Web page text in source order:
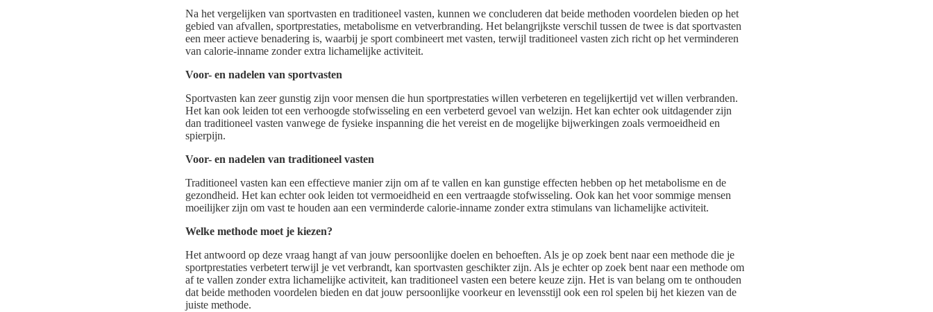
Na het vergelijken van sportvasten en traditioneel vasten, kunnen we concluderen dat beide methoden voordelen bieden op het
gebied van afvallen, sportprestaties, metabolisme en vetverbranding. Het belangrijkste verschil tussen de twee is dat sportvasten
een meer actieve benadering is, waarbij je sport combineert met vasten, terwijl traditioneel vasten zich richt op het verminderen
van calorie-inname zonder extra lichamelijke activiteit.
Voor- en nadelen van sportvasten
Sportvasten kan zeer gunstig zijn voor mensen die hun sportprestaties willen verbeteren en tegelijkertijd vet willen verbranden.
Het kan ook leiden tot een verhoogde stofwisseling en een verbeterd gevoel van welzijn. Het kan echter ook uitdagender zijn
dan traditioneel vasten vanwege de fysieke inspanning die het vereist en de mogelijke bijwerkingen zoals vermoeidheid en
spierpijn.
Voor- en nadelen van traditioneel vasten
Traditioneel vasten kan een effectieve manier zijn om af te vallen en kan gunstige effecten hebben op het metabolisme en de
gezondheid. Het kan echter ook leiden tot vermoeidheid en een vertraagde stofwisseling. Ook kan het voor sommige mensen
moeilijker zijn om vast te houden aan een verminderde calorie-inname zonder extra stimulans van lichamelijke activiteit.
Welke methode moet je kiezen?
Het antwoord op deze vraag hangt af van jouw persoonlijke doelen en behoeften. Als je op zoek bent naar een methode die je
sportprestaties verbetert terwijl je vet verbrandt, kan sportvasten geschikter zijn. Als je echter op zoek bent naar een methode om
af te vallen zonder extra lichamelijke activiteit, kan traditioneel vasten een betere keuze zijn. Het is van belang om te onthouden
dat beide methoden voordelen bieden en dat jouw persoonlijke voorkeur en levensstijl ook een rol spelen bij het kiezen van de
juiste methode.